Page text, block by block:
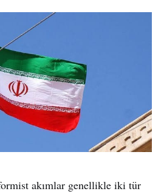
akımlar genellikle iki tür